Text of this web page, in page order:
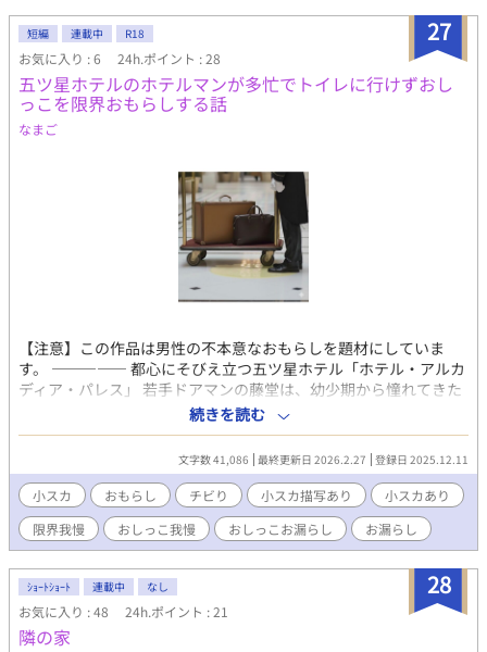
27
短編 連載中 R18
お気に入り : 6 24h.ポイント : 28
五ツ星ホテルのホテルマンが多忙でトイレに行けずおし
っこを限界おもらしする話
なまご
【注意】この作品は男性の不本意なおもらしを題材にしていま
す。 ――――― 都心にそびえ立つ五ツ星ホテル「ホテル・アルカ
ディア・パレス」 若手ドアマンの藤堂は、幼少期から憧れてきた
ドアマンの仕事に誇りを持っていた。 そんなある日、忙しさとハ
プニングの連続からトイレに抜けることが出来なかった藤堂はつ
続きを読む
文字数 41,086 最終更新日 2026.2.27 登録日 2025.12.11
小スカ おもらし チビり 小スカ描写あり
小スカあり
限界我慢
おしっこ我慢 おしっこお漏らし お漏らし
28
ｼｮｰﾄｼｮｰﾄ 連載中 なし
お気に入り : 48 24h.ポイント : 21
隣の家